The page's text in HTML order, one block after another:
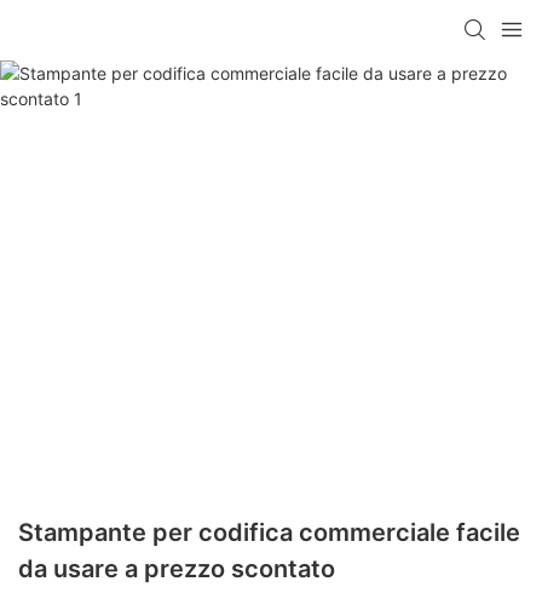
Stampante per codifica commerciale facile
da usare a prezzo scontato